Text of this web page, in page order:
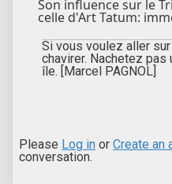
Son influence sur le
celle d'Art Tatum:
Si vous voulez aller
chavirer. Nachetez pas
île. [Marcel PAGNOL]
Please Log in or Create an
conversation.